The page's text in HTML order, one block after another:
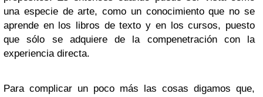
una especie de arte, como un conocimiento que no se
aprende en los libros de texto y en los cursos, puesto
que sólo se adquiere de la compenetración con la
experiencia directa.
Para complicar un poco más las cosas digamos que,